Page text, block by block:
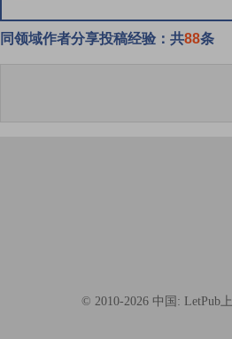
同领域作者分享投稿经验：共88条
© 2010-2026 中国: LetPub